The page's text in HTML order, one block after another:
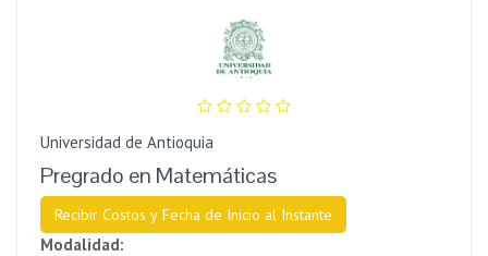
Universidad de Antioquia
Pregrado en Matemáticas
Recibir Costos y Fecha de Inicio al Instante
Modalidad: